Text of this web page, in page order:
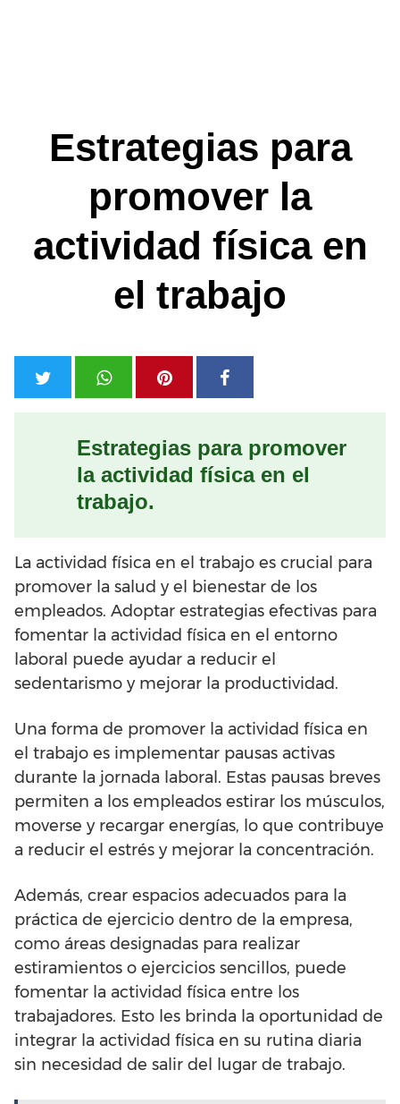
Estrategias para
promover la
actividad física en
el trabajo
Estrategias para promover
la actividad física en el
trabajo.
La actividad física en el trabajo es crucial para
promover la salud y el bienestar de los
empleados. Adoptar estrategias efectivas para
fomentar la actividad física en el entorno
laboral puede ayudar a reducir el
sedentarismo y mejorar la productividad.
Una forma de promover la actividad física en
el trabajo es implementar pausas activas
durante la jornada laboral. Estas pausas breves
permiten a los empleados estirar los músculos,
moverse y recargar energías, lo que contribuye
a reducir el estrés y mejorar la concentración.
Además, crear espacios adecuados para la
práctica de ejercicio dentro de la empresa,
como áreas designadas para realizar
estiramientos o ejercicios sencillos, puede
fomentar la actividad física entre los
trabajadores. Esto les brinda la oportunidad de
integrar la actividad física en su rutina diaria
sin necesidad de salir del lugar de trabajo.